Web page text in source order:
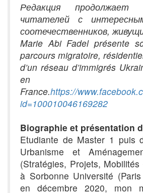
Редакция продолжает
читателей с
соотечественников,
Marie Abi Fadel présente
parcours migratoire,
d’un réseau d’immigrés
en
France.https://
id=100010046169282
Biographie et présentation
Etudiante de Master 1 puis
Urbanisme et
(Stratégies, Projets,
à Sorbonne Université
en décembre 2020, mon